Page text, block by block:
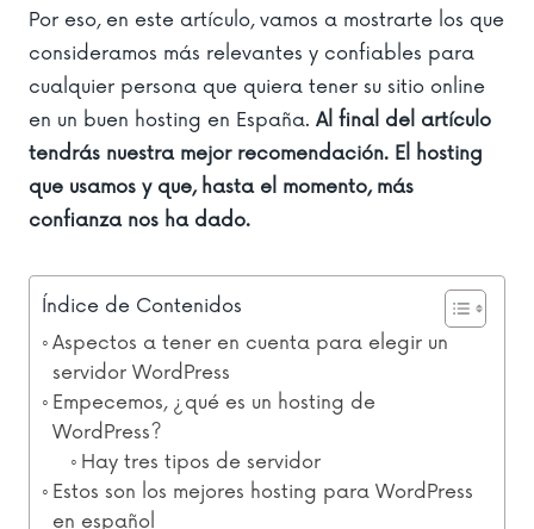
Por eso, en este artículo, vamos a mostrarte los que
consideramos más relevantes y confiables para
cualquier persona que quiera tener su sitio online
en un buen hosting en España. Al final del artículo
tendrás nuestra mejor recomendación. El hosting
que usamos y que, hasta el momento, más
confianza nos ha dado.
Índice de Contenidos
Aspectos a tener en cuenta para elegir un
servidor WordPress
Empecemos, ¿qué es un hosting de
WordPress?
Hay tres tipos de servidor
Estos son los mejores hosting para WordPress
en español